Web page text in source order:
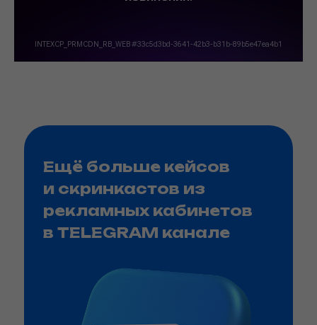
Ещё больше кейсов
и скринкастов из
рекламных кабинетов
в TELEGRAM канале